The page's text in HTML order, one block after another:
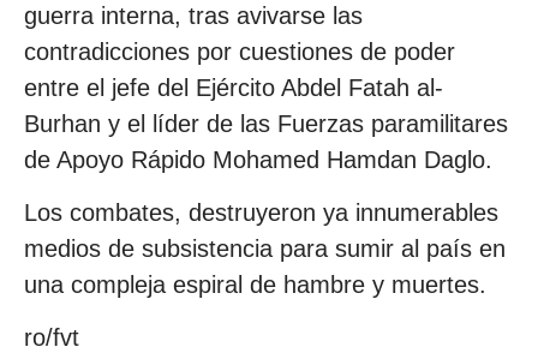
guerra interna, tras avivarse las
contradicciones por cuestiones de poder
entre el jefe del Ejército Abdel Fatah al-
Burhan y el líder de las Fuerzas paramilitares
de Apoyo Rápido Mohamed Hamdan Daglo.
Los combates, destruyeron ya innumerables
medios de subsistencia para sumir al país en
una compleja espiral de hambre y muertes.
ro/fvt